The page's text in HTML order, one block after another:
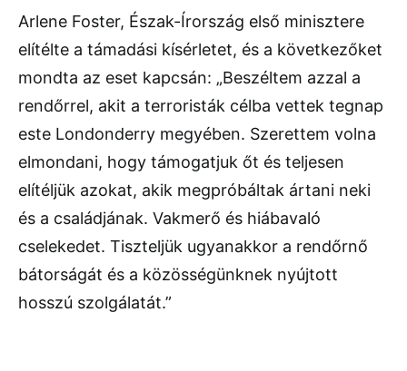
Arlene Foster, Észak-Írország első minisztere
elítélte a támadási kísérletet, és a következőket
mondta az eset kapcsán: „Beszéltem azzal a
rendőrrel, akit a terroristák célba vettek tegnap
este Londonderry megyében. Szerettem volna
elmondani, hogy támogatjuk őt és teljesen
elítéljük azokat, akik megpróbáltak ártani neki
és a családjának. Vakmerő és hiábavaló
cselekedet. Tiszteljük ugyanakkor a rendőrnő
bátorságát és a közösségünknek nyújtott
hosszú szolgálatát.”